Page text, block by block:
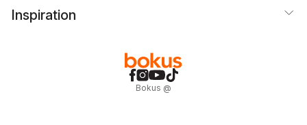
Inspiration
Bokus @